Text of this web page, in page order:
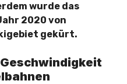
wurde das
2020 von
gekürt.